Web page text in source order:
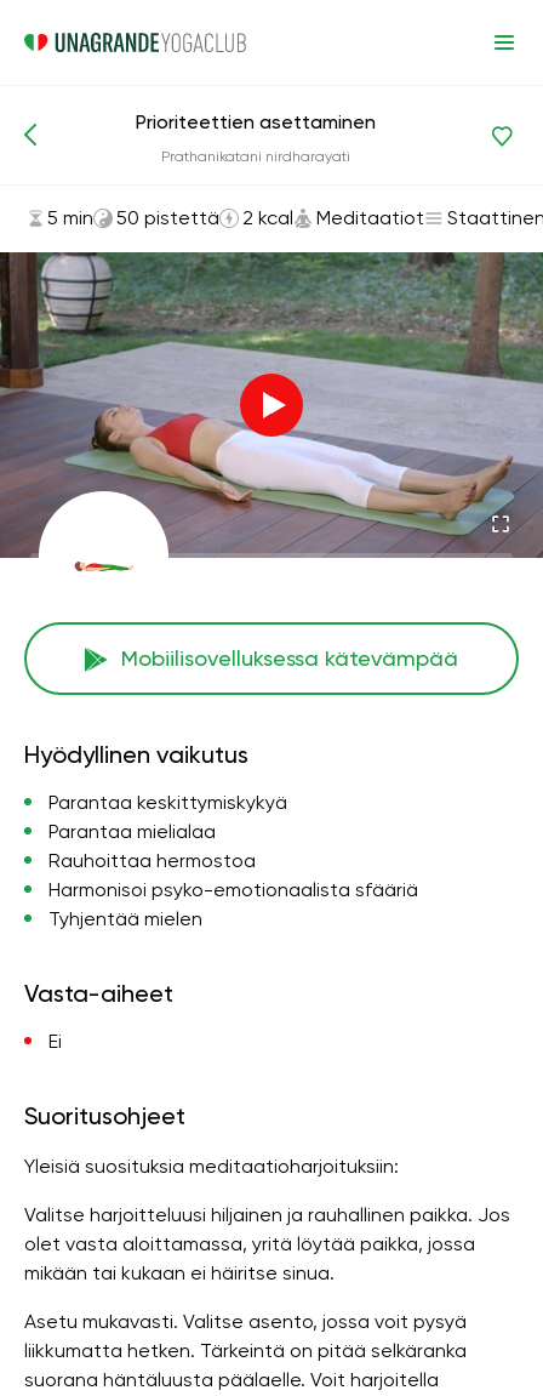
Asanat ja harjoitukset Meditaatiot
Prioriteettien asettaminen
Prathanikatani nirdharayati
5 min 50 pistettä 2 kcal Meditaatiot
Mobiilisovelluksessa kätevämpää
Hyödyllinen vaikutus
Parantaa keskittymiskykyä
Parantaa mielialaa
Rauhoittaa hermostoa
Harmonisoi psyko-emotionaalista sfääriä
Tyhjentää mielen
Vasta-aiheet
Ei
Suoritusohjeet
Yleisiä suosituksia meditaatioharjoituksiin:
Valitse harjoitteluusi hiljainen ja rauhallinen paikka. Jos
olet vasta aloittamassa, yritä löytää paikka, jossa
mikään tai kukaan ei häiritse sinua.
Asetu mukavasti. Valitse asento, jossa voit pysyä
liikkumatta hetken. Tärkeintä on pitää selkäranka
suorana häntäluusta päälaelle. Voit harjoitella